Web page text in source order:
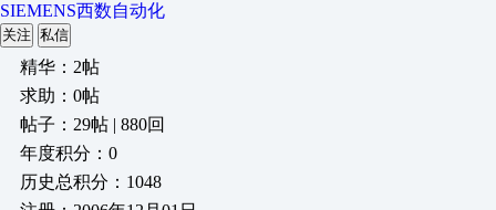
SIEMENS西数自动化
关注 私信
精华：2帖
求助：0帖
帖子：29帖 | 880回
年度积分：0
历史总积分：1048